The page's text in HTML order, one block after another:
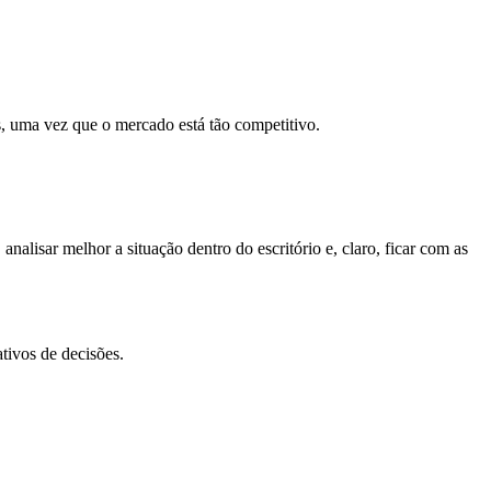
vez que o mercado está tão competitivo.
melhor a situação dentro do escritório e, claro, ficar com as
de decisões.